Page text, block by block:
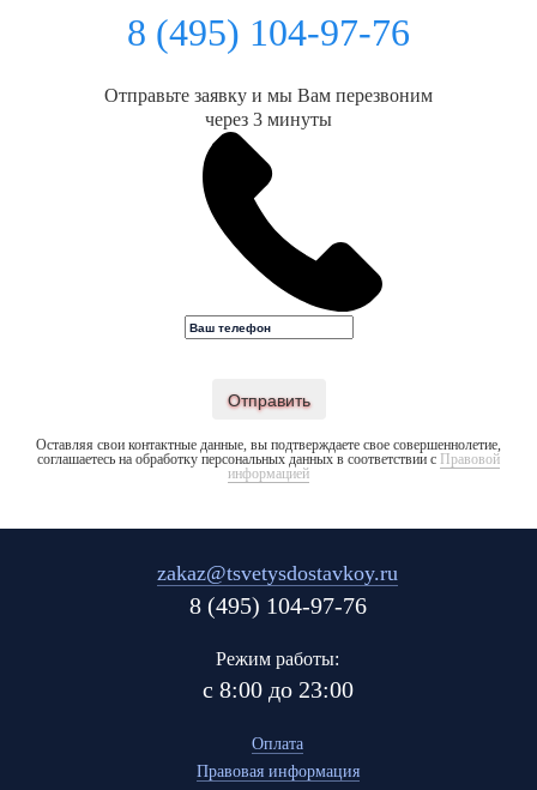
8 (495) 104-97-76
Отправьте заявку и мы Вам перезвоним
через 3 минуты
Отправить
Оставляя свои контактные данные, вы подтверждаете свое совершеннолетие,
соглашаетесь на обработку персональных данных в соответствии с Правовой
информацией
zakaz@tsvetysdostavkoy.ru
8 (495) 104-97-76
Режим работы:
с 8:00 до 23:00
Оплата
Правовая информация